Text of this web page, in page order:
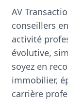
AV
conseillers
activité
évolutive,
soyez en
immobilier,
carrière